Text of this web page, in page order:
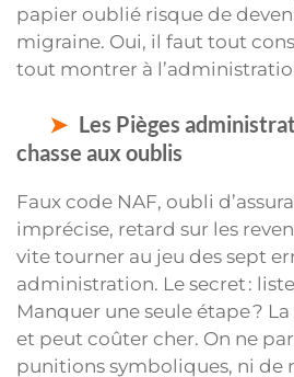
papier oublié risque de
migraine. Oui, il faut tout
tout montrer à
Les Pièges
chasse aux oublis
Faux code NAF, oubli
imprécise, retard sur les
vite tourner au jeu des sept
administration. Le secret :
Manquer une seule étape ?
et peut coûter cher. On ne
punitions symboliques, ni de